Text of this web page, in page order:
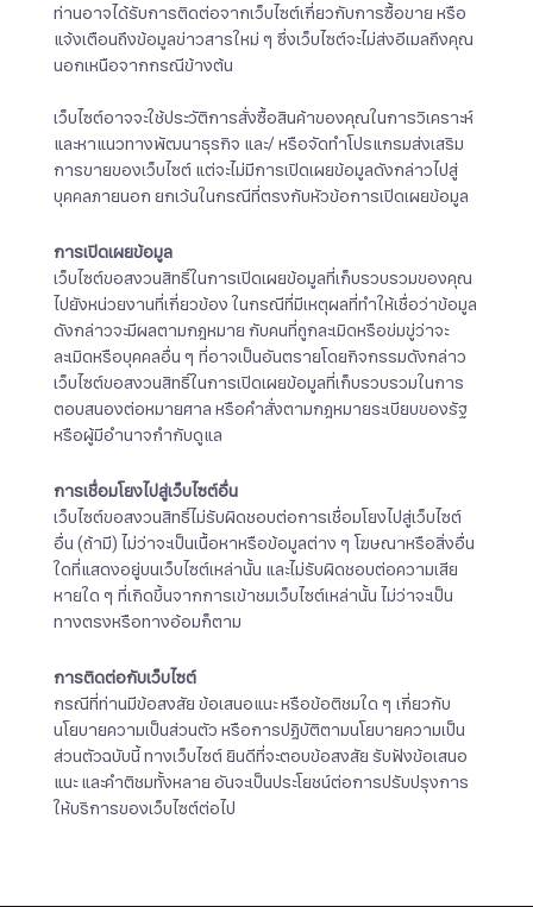
ท่านอาจได้รับการติดต่อจากเว็บไซต์เกี่ยวกับการซื้อขาย หรือ
แจ้งเตือนถึงข้อมูลข่าวสารใหม่ ๆ ซึ่งเว็บไซต์จะไม่ส่งอีเมลถึงคุณ
นอกเหนือจากกรณีข้างต้น
เว็บไซต์อาจจะใช้ประวัติการสั่งซื้อสินค้าของคุณในการวิเคราะห์
และหาแนวทางพัฒนาธุรกิจ และ/ หรือจัดทำโปรแกรมส่งเสริม
การขายของเว็บไซต์ แต่จะไม่มีการเปิดเผยข้อมูลดังกล่าวไปสู่
บุคคลภายนอก ยกเว้นในกรณีที่ตรงกับหัวข้อการเปิดเผยข้อมูล
การเปิดเผยข้อมูล
เว็บไซต์ขอสงวนสิทธิ์ในการเปิดเผยข้อมูลที่เก็บรวบรวมของคุณ
ไปยังหน่วยงานที่เกี่ยวข้อง ในกรณีที่มีเหตุผลที่ทำให้เชื่อว่าข้อมูล
ดังกล่าวจะมีผลตามกฎหมาย กับคนที่ถูกละเมิดหรือข่มขู่ว่าจะ
ละเมิดหรือบุคคลอื่น ๆ ที่อาจเป็นอันตรายโดยกิจกรรมดังกล่าว
เว็บไซต์ขอสงวนสิทธิ์ในการเปิดเผยข้อมูลที่เก็บรวบรวมในการ
ตอบสนองต่อหมายศาล หรือคำสั่งตามกฎหมายระเบียบของรัฐ
หรือผู้มีอำนาจกำกับดูแล
การเชื่อมโยงไปสู่เว็บไซต์อื่น
เว็บไซต์ขอสงวนสิทธิ์ไม่รับผิดชอบต่อการเชื่อมโยงไปสู่เว็บไซต์
อื่น (ถ้ามี) ไม่ว่าจะเป็นเนื้อหาหรือข้อมูลต่าง ๆ โฆษณาหรือสิ่งอื่น
ใดที่แสดงอยู่บนเว็บไซต์เหล่านั้น และไม่รับผิดชอบต่อความเสีย
หายใด ๆ ที่เกิดขึ้นจากการเข้าชมเว็บไซต์เหล่านั้น ไม่ว่าจะเป็น
ทางตรงหรือทางอ้อมก็ตาม
การติดต่อกับเว็บไซต์
กรณีที่ท่านมีข้อสงสัย ข้อเสนอแนะ หรือข้อติชมใด ๆ เกี่ยวกับ
นโยบายความเป็นส่วนตัว หรือการปฏิบัติตามนโยบายความเป็น
ส่วนตัวฉบับนี้ ทางเว็บไซต์ ยินดีที่จะตอบข้อสงสัย รับฟังข้อเสนอ
แนะ และคำติชมทั้งหลาย อันจะเป็นประโยชน์ต่อการปรับปรุงการ
ให้บริการของเว็บไซต์ต่อไป